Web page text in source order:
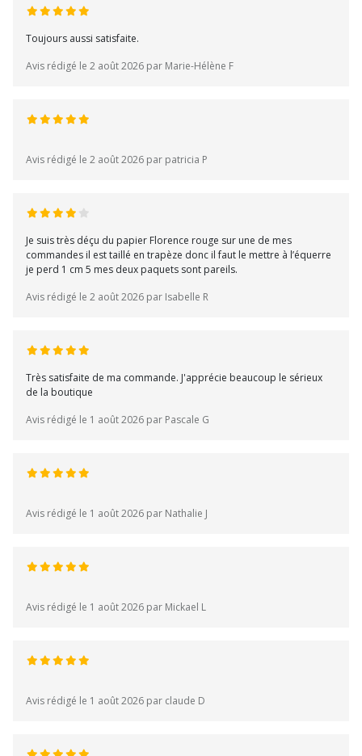
Toujours aussi satisfaite.
Avis rédigé le 2 août 2026 par Marie-Hélène F
Avis rédigé le 2 août 2026 par patricia P
Je suis très déçu du papier Florence rouge sur une de mes
commandes il est taillé en trapèze donc il faut le mettre à l’équerre
je perd 1 cm 5 mes deux paquets sont pareils.
Avis rédigé le 2 août 2026 par Isabelle R
Très satisfaite de ma commande. J'apprécie beaucoup le sérieux
de la boutique
Avis rédigé le 1 août 2026 par Pascale G
Avis rédigé le 1 août 2026 par Nathalie J
Avis rédigé le 1 août 2026 par Mickael L
Avis rédigé le 1 août 2026 par claude D